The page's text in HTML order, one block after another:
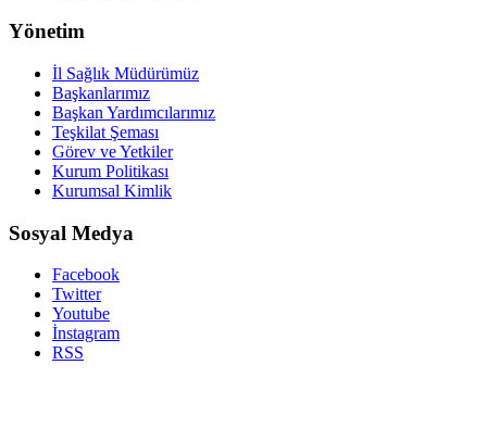
Yönetim
İl Sağlık Müdürümüz
Başkanlarımız
Başkan Yardımcılarımız
Teşkilat Şeması
Görev ve Yetkiler
Kurum Politikası
Kurumsal Kimlik
Sosyal Medya
Facebook
Twitter
Youtube
İnstagram
RSS